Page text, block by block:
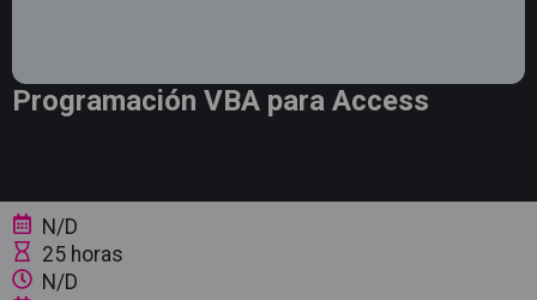
Programación VBA para Access
N/D
25 horas
N/D